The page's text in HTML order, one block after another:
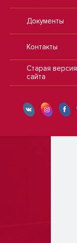
Документы
Контакты
Старая версия
сайта